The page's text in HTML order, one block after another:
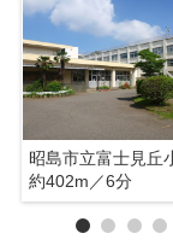
約402m／6分